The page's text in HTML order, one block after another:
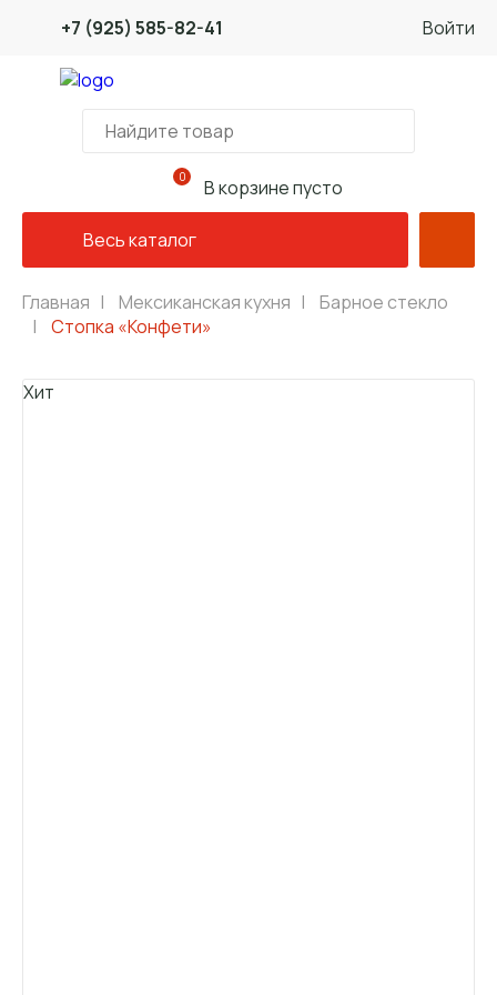
+7 (925) 585-82-41 Войти
0 В корзине пусто
Весь каталог
Главная | Мексиканская кухня |
Барное стекло
|
Стопка «Конфети»
Хит